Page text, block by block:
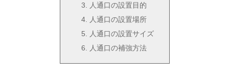
人通口の設置目的
人通口の設置場所
人通口の設置サイズ
人通口の補強方法